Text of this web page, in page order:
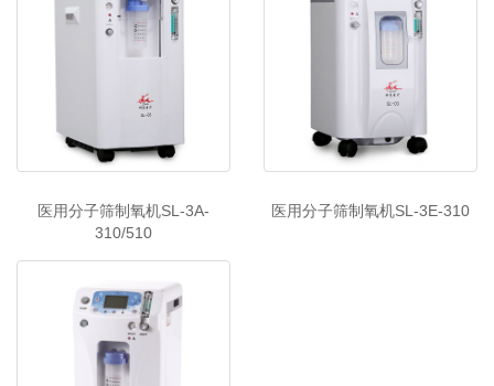
医用分子筛制氧机SL-3A-
310/510
医用分子筛制氧机SL-3E-310